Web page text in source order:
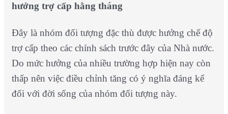
hưởng trợ cấp hằng tháng
Đây là nhóm đối tượng đặc thù được hưởng chế độ
trợ cấp theo các chính sách trước đây của Nhà nước.
Do mức hưởng của nhiều trường hợp hiện nay còn
thấp nên việc điều chỉnh tăng có ý nghĩa đáng kể
đối với đời sống của nhóm đối tượng này.